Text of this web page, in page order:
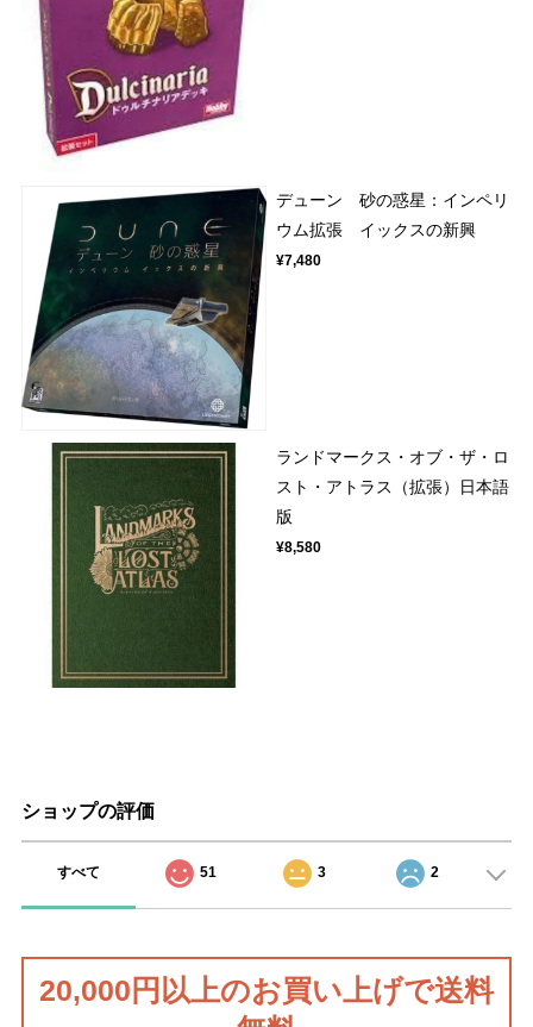
デューン 砂の惑星：インペリ
ウム拡張 イックスの新興
¥7,480
ランドマークス・オブ・ザ・ロ
スト・アトラス（拡張）日本語
版
¥8,580
ショップの評価
すべて 51 3 2
20,000円以上のお買い上げで送料